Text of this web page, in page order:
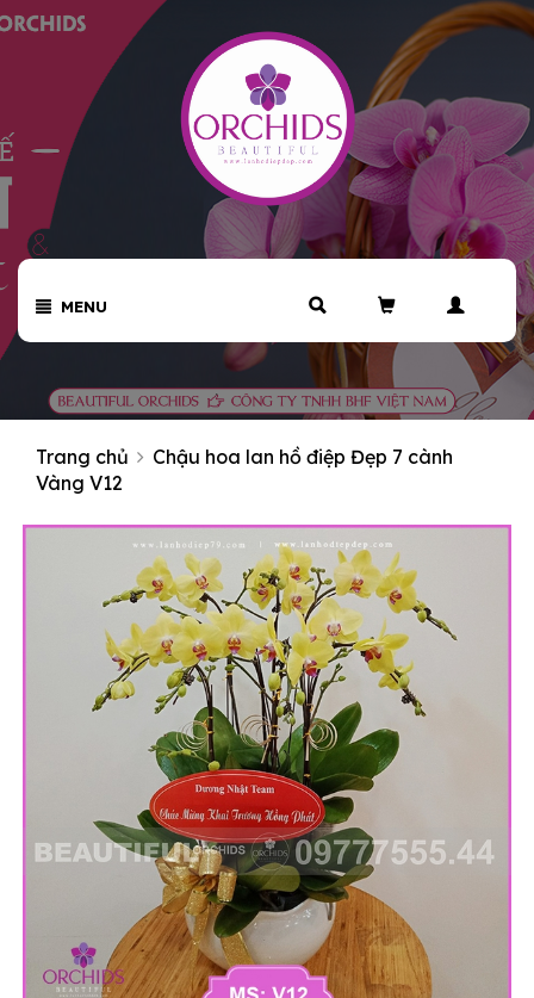
MENU
Trang chủ
Chậu hoa lan hồ điệp Đẹp 7 cành
Vàng V12